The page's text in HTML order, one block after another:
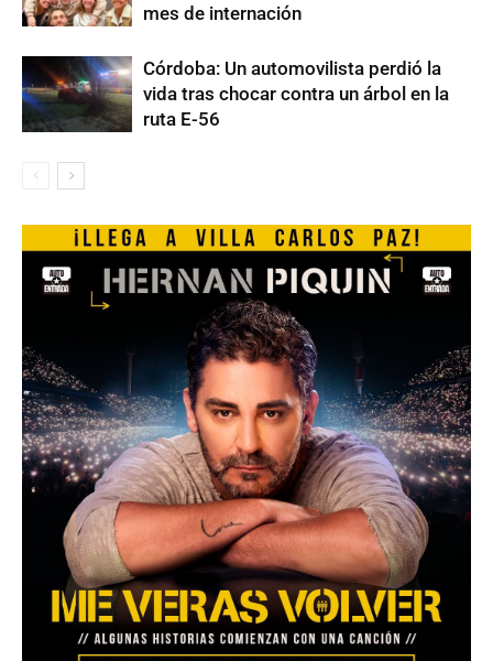
mes de internación
Córdoba: Un automovilista perdió la
vida tras chocar contra un árbol en la
ruta E-56